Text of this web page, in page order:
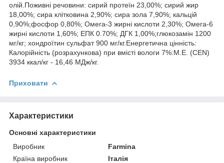
олій.Поживні речовини: сирий протеїн 23,00%; сирий жир
18,00%; сира клітковина 2,90%; сира зола 7,90%; кальцій
0,90%;фосфор 0,80%; Омега-3 жирні кислоти 2,30%; Омега-6
жирні кислоти 1,60%; ЕПК 0.70%; ДГК 1,00%;глюкозамін 1200
мг/кг; хондроїтин сульфат 900 мг/кг.Енергетична цінність:
Калорійність (розрахункова) при вмісті вологи 7%:М.Е. (CEN)
3934 ккал/кг - 16,46 МДж/кг.
Приховати
Характеристики
Основні характеристики
Виробник
Farmina
Країна виробник
Італія